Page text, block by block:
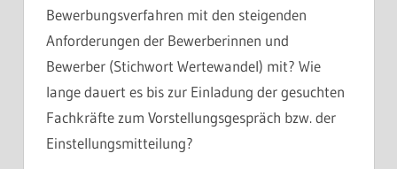
Bewerbungsverfahren mit den steigenden
Anforderungen der Bewerberinnen und
Bewerber (Stichwort Wertewandel) mit? Wie
lange dauert es bis zur Einladung der gesuchten
Fachkräfte zum Vorstellungsgespräch bzw. der
Einstellungsmitteilung?